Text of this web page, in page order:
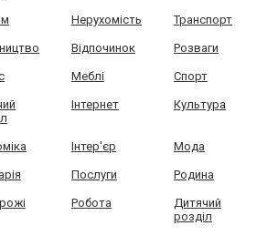
Нерухомість Транспорт
Відпочинок Розваги
Меблі Спорт
Інтернет Культура
Інтер'єр Мода
Послуги Родина
Робота
Дитячий
розділ